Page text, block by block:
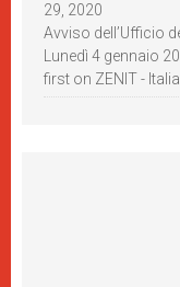
29, 2020
Avviso dell’Ufficio
Lunedì 4 gennaio
first on ZENIT -